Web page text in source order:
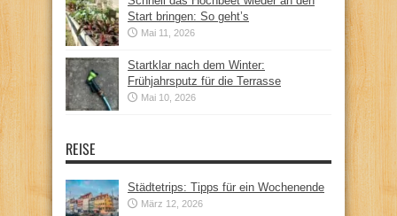
Start bringen: So geht’s
Mai 11, 2026
Startklar nach dem Winter:
Frühjahrsputz für die Terrasse
Mai 10, 2026
REISE
Städtetrips: Tipps für ein Wochenende
März 12, 2026